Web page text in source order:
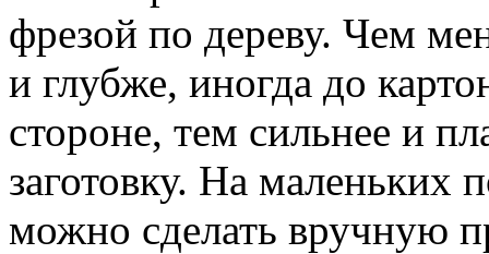
фрезой по дереву. Чем
и глубже, иногда до
стороне, тем сильнее и
заготовку. На маленьких
можно сделать вручную